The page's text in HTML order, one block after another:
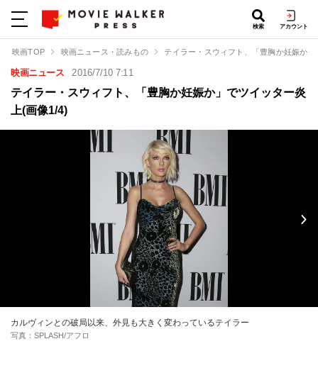
検索 アカウント
映画TOP 映画ニュース・読みもの テイラー・スウィフト、「豊胸か妊娠か
映画ニュース 2016/7/10 7:11
テイラー・スウィフト、「豊胸か妊娠か」でツイッター炎
上(画像1/4)
カルヴィンとの破局以来、外見も大きく変わっているテイラー
写真：SPLASH/アフロ